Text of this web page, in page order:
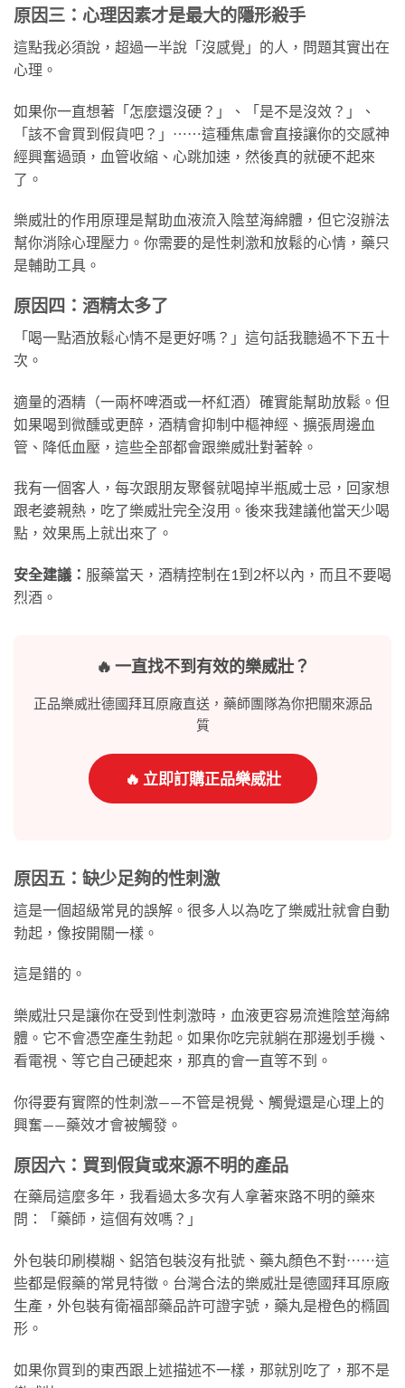
原因三：心理因素才是最大的隱形殺手
這點我必須說，超過一半說「沒感覺」的人，問題其實出在
心理。
如果你一直想著「怎麼還沒硬？」、「是不是沒效？」、
「該不會買到假貨吧？」⋯⋯這種焦慮會直接讓你的交感神
經興奮過頭，血管收縮、心跳加速，然後真的就硬不起來
了。
樂威壯的作用原理是幫助血液流入陰莖海綿體，但它沒辦法
幫你消除心理壓力。你需要的是性刺激和放鬆的心情，藥只
是輔助工具。
原因四：酒精太多了
「喝一點酒放鬆心情不是更好嗎？」這句話我聽過不下五十
次。
適量的酒精（一兩杯啤酒或一杯紅酒）確實能幫助放鬆。但
如果喝到微醺或更醉，酒精會抑制中樞神經、擴張周邊血
管、降低血壓，這些全部都會跟樂威壯對著幹。
我有一個客人，每次跟朋友聚餐就喝掉半瓶威士忌，回家想
跟老婆親熱，吃了樂威壯完全沒用。後來我建議他當天少喝
點，效果馬上就出來了。
安全建議： 服藥當天，酒精控制在1到2杯以內，而且不要喝
烈酒。
🔥 一直找不到有效的樂威壯？
正品樂威壯德國拜耳原廠直送，藥師團隊為你把關來源品
質
🔥 立即訂購正品樂威壯
原因五：缺少足夠的性刺激
這是一個超級常見的誤解。很多人以為吃了樂威壯就會自動
勃起，像按開關一樣。
這是錯的。
樂威壯只是讓你在受到性刺激時，血液更容易流進陰莖海綿
體。它不會憑空產生勃起。如果你吃完就躺在那邊划手機、
看電視、等它自己硬起來，那真的會一直等不到。
你得要有實際的性刺激——不管是視覺、觸覺還是心理上的
興奮——藥效才會被觸發。
原因六：買到假貨或來源不明的產品
在藥局這麼多年，我看過太多次有人拿著來路不明的藥來
問：「藥師，這個有效嗎？」
外包裝印刷模糊、鋁箔包裝沒有批號、藥丸顏色不對⋯⋯這
些都是假藥的常見特徵。台灣合法的樂威壯是德國拜耳原廠
生產，外包裝有衛福部藥品許可證字號，藥丸是橙色的橢圓
形。
如果你買到的東西跟上述描述不一樣，那就別吃了，那不是